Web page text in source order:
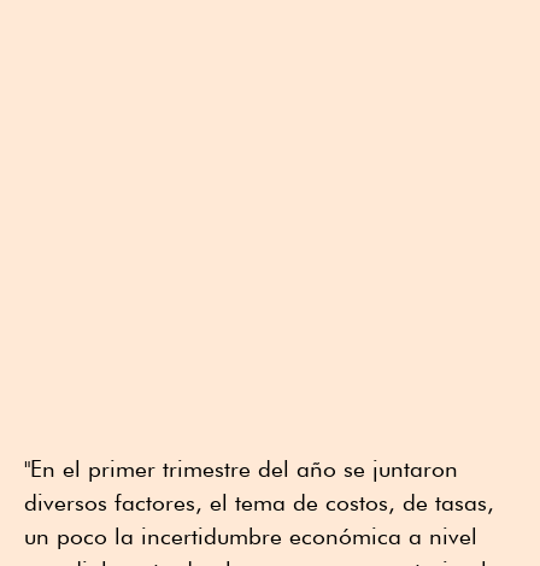
"En el primer trimestre del año se juntaron
diversos factores, el tema de costos, de tasas,
un poco la incertidumbre económica a nivel